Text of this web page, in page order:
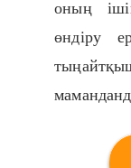
оның
өндіру